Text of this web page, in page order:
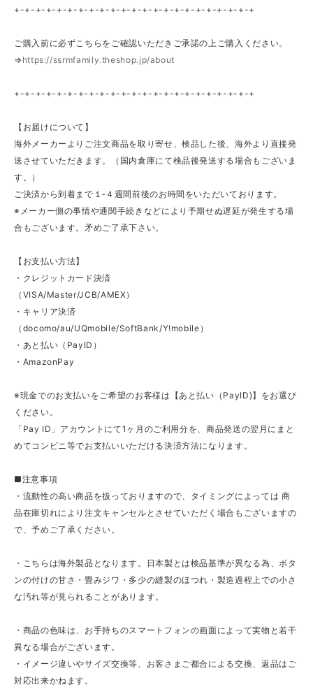
+-+-+-+-+-+-+-+-+-+-+-+-+-+-+-+-+-+-+-+-+-+-+
ご購入前に必ずこちらをご確認いただきご承諾の上ご購入ください。
⇒ https://ssrmfamily.theshop.jp/about
+-+-+-+-+-+-+-+-+-+-+-+-+-+-+-+-+-+-+-+-+-+-+
【お届けについて】
海外メーカーよりご注文商品を取り寄せ、検品した後、海外より直接発
送させていただきます。（国内倉庫にて検品後発送する場合もございま
す。）
ご決済から到着まで１‐４週間前後のお時間をいただいております。
※メーカー側の事情や通関手続きなどにより予期せぬ遅延が発生する場
合もございます。矛めご了承下さい。
【お支払い方法】
・クレジットカード決済
（VISA/Master/JCB/AMEX）
・キャリア決済
（docomo/au/UQmobile/SoftBank/Y!mobile）
・あと払い（PayID）
・AmazonPay
※現金でのお支払いをご希望のお客様は【あと払い（PayID)】をお選び
ください。
「Pay ID」アカウントにて1ヶ月のご利用分を、商品発送の翌月にまと
めてコンビニ等でお支払いいただける決済方法になります。
■注意事項
・流動性の高い商品を扱っておりますので、タイミングによっては 商
品在庫切れにより注文キャンセルとさせていただく場合もございますの
で、予めご了承ください。
・こちらは海外製品となります。日本製とは検品基準が異なる為、ボタ
ンの付けの甘さ・畳みジワ・多少の縫製のほつれ・製造過程上での小さ
な汚れ等が見られることがあります。
・商品の色味は、お手持ちのスマートフォンの画面によって実物と若干
異なる場合がございます。
・イメージ違いやサイズ交換等、お客さまご都合による交換、返品はご
対応出来かねます。